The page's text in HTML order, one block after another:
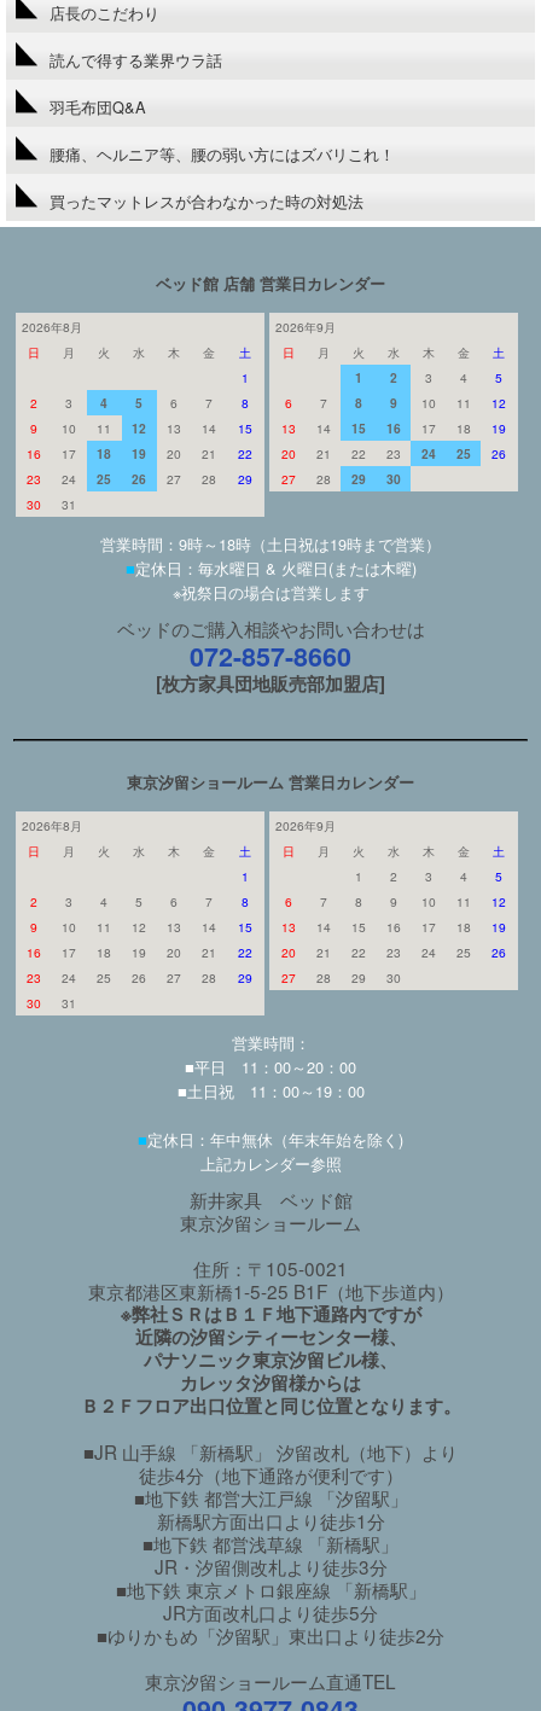
店長のこだわり
読んで得する業界ウラ話
羽毛布団Q&A
腰痛、ヘルニア等、腰の弱い方にはズバリこれ！
買ったマットレスが合わなかった時の対処法
ベッド館 店舗 営業日カレンダー
2026年8月
日
月 火 水 木 金
土
1
2
3 4 5 6 7
8
9
10 11 12 13 14
15
16
17 18 19 20 21
22
23
24 25 26 27 28
29
30
31
2026年9月
日
月 火 水 木 金
土
1
2 3 4
5
6
7 8 9 10 11
12
13
14 15 16 17 18
19
20
21 22 23 24 25
26
27
28 29 30
営業時間：9時～18時（土日祝は19時まで営業）
■定休日：毎水曜日 & 火曜日(または木曜)
※祝祭日の場合は営業します
ベッドのご購入相談やお問い合わせは
072-857-8660
[枚方家具団地販売部加盟店]
東京汐留ショールーム 営業日カレンダー
2026年8月
日
月 火 水 木 金
土
1
2
3 4 5 6 7
8
9
10 11 12 13 14
15
16
17 18 19 20 21
22
23
24 25 26 27 28
29
30
31
2026年9月
日
月 火 水 木 金
土
1
2 3 4
5
6
7 8 9 10 11
12
13
14 15 16 17 18
19
20
21 22 23 24 25
26
27
28 29 30
営業時間：
■平日 11：00～20：00
■土日祝 11：00～19：00
■定休日：年中無休（年末年始を除く)
上記カレンダー参照
新井家具 ベッド館
東京汐留ショールーム
住所：〒105-0021
東京都港区東新橋1-5-25 B1F（地下歩道内）
※弊社ＳＲはＢ１Ｆ地下通路内ですが
近隣の汐留シティーセンター様、
パナソニック東京汐留ビル様、
カレッタ汐留様からは
Ｂ２Ｆフロア出口位置と同じ位置となります。
■JR 山手線 「新橋駅」 汐留改札（地下）より
徒歩4分（地下通路が便利です）
■地下鉄 都営大江戸線 「汐留駅」
新橋駅方面出口より徒歩1分
■地下鉄 都営浅草線 「新橋駅」
JR・汐留側改札より徒歩3分
■地下鉄 東京メトロ銀座線 「新橋駅」
JR方面改札口より徒歩5分
■ゆりかもめ「汐留駅」東出口より徒歩2分
東京汐留ショールーム直通TEL